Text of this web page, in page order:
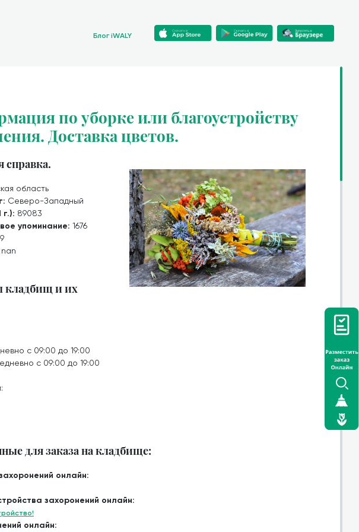
Блог iWALY
по уборке или благоустройству
Доставка цветов.
справка.
область
Северо-Западный
89083
упоминание: 1676
nan
кладбищ и их
с 09:00 до 19:00
с 09:00 до 19:00
для заказа на кладбище:
онлайн:
захоронений онлайн:
онлайн: